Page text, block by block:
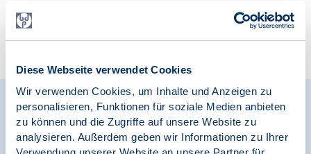
Diese Webseite verwendet Cookies
Wir verwenden Cookies, um Inhalte und Anzeigen zu
personalisieren, Funktionen für soziale Medien anbieten
zu können und die Zugriffe auf unsere Website zu
analysieren. Außerdem geben wir Informationen zu Ihrer
Zur Übersicht
Relevante Nachrichten